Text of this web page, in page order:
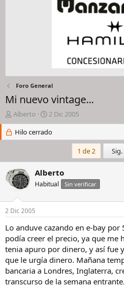
Foro General
Mi nuevo vintage...
I
n
c
a
d
o
r
d
e
l
h
l
o
Alberto
F
e
c
h
d
i
n
i
o
2 Dic 2005
Hilo cerrado
1 de 2 Sig.
Alberto
Habitual Sin verificar
2 Dic 2005
Lo anduve cazando en e-bay
podía creer el precio, ya que me
tenia apuro por dinero, y así fue
que le urgía dinero. Mañana
bancaria a Londres, Inglaterra,
transcurso de la semana entrante.